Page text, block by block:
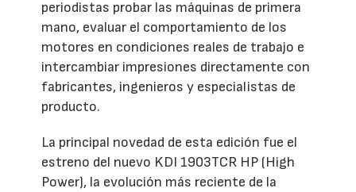
periodistas probar las máquinas de primera
mano, evaluar el comportamiento de los
motores en condiciones reales de trabajo e
intercambiar impresiones directamente con
fabricantes, ingenieros y especialistas de
producto.
La principal novedad de esta edición fue el
estreno del nuevo KDI 1903TCR HP (High
Power), la evolución más reciente de la